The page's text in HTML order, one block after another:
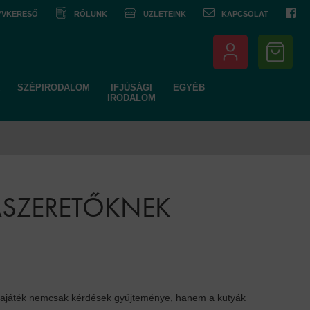
RÓLUNK ÜZLETEINK KAPCSOLAT
SZÉPIRODALOM
IFJÚSÁGI
IRODALOM
EGYÉB
nemcsak kérdések gyűjteménye, hanem a kutyák